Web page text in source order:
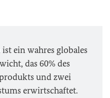
ein wahres globales
das 60% des
und zwei
erwirtschaftet.